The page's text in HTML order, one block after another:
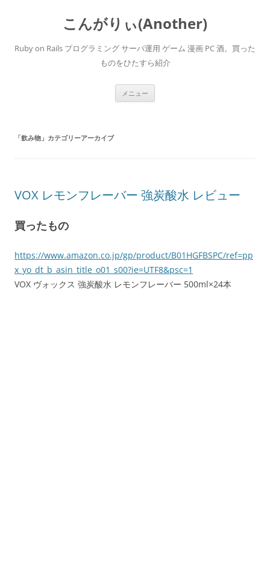
こんがりぃ(Another)
Ruby on Rails プログラミング サーバ運用 ゲーム 漫画 PC 酒。買った
ものをひたすら紹介
メニュー
「飲み物 」カテゴリーアーカイブ
VOX レモンフレーバー 強炭酸水 レビュー
買ったもの
https://www.amazon.co.jp/gp/product/B01HGFBSPC/ref=pp
x_yo_dt_b_asin_title_o01_s00?ie=UTF8&psc=1
VOX ヴォックス 強炭酸水 レモンフレーバー 500ml×24本